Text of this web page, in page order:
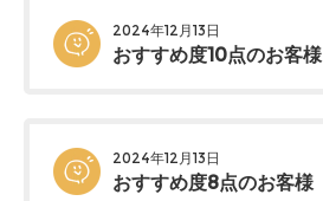
2024年12月13日
おすすめ度10点のお客様
2024年12月13日
おすすめ度8点のお客様